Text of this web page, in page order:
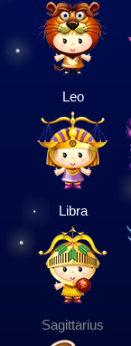
Leo
Libra
Sagittarius